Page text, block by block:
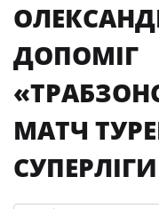
ДОПОМІГ
МАТЧ
СУПЕРЛІГИ